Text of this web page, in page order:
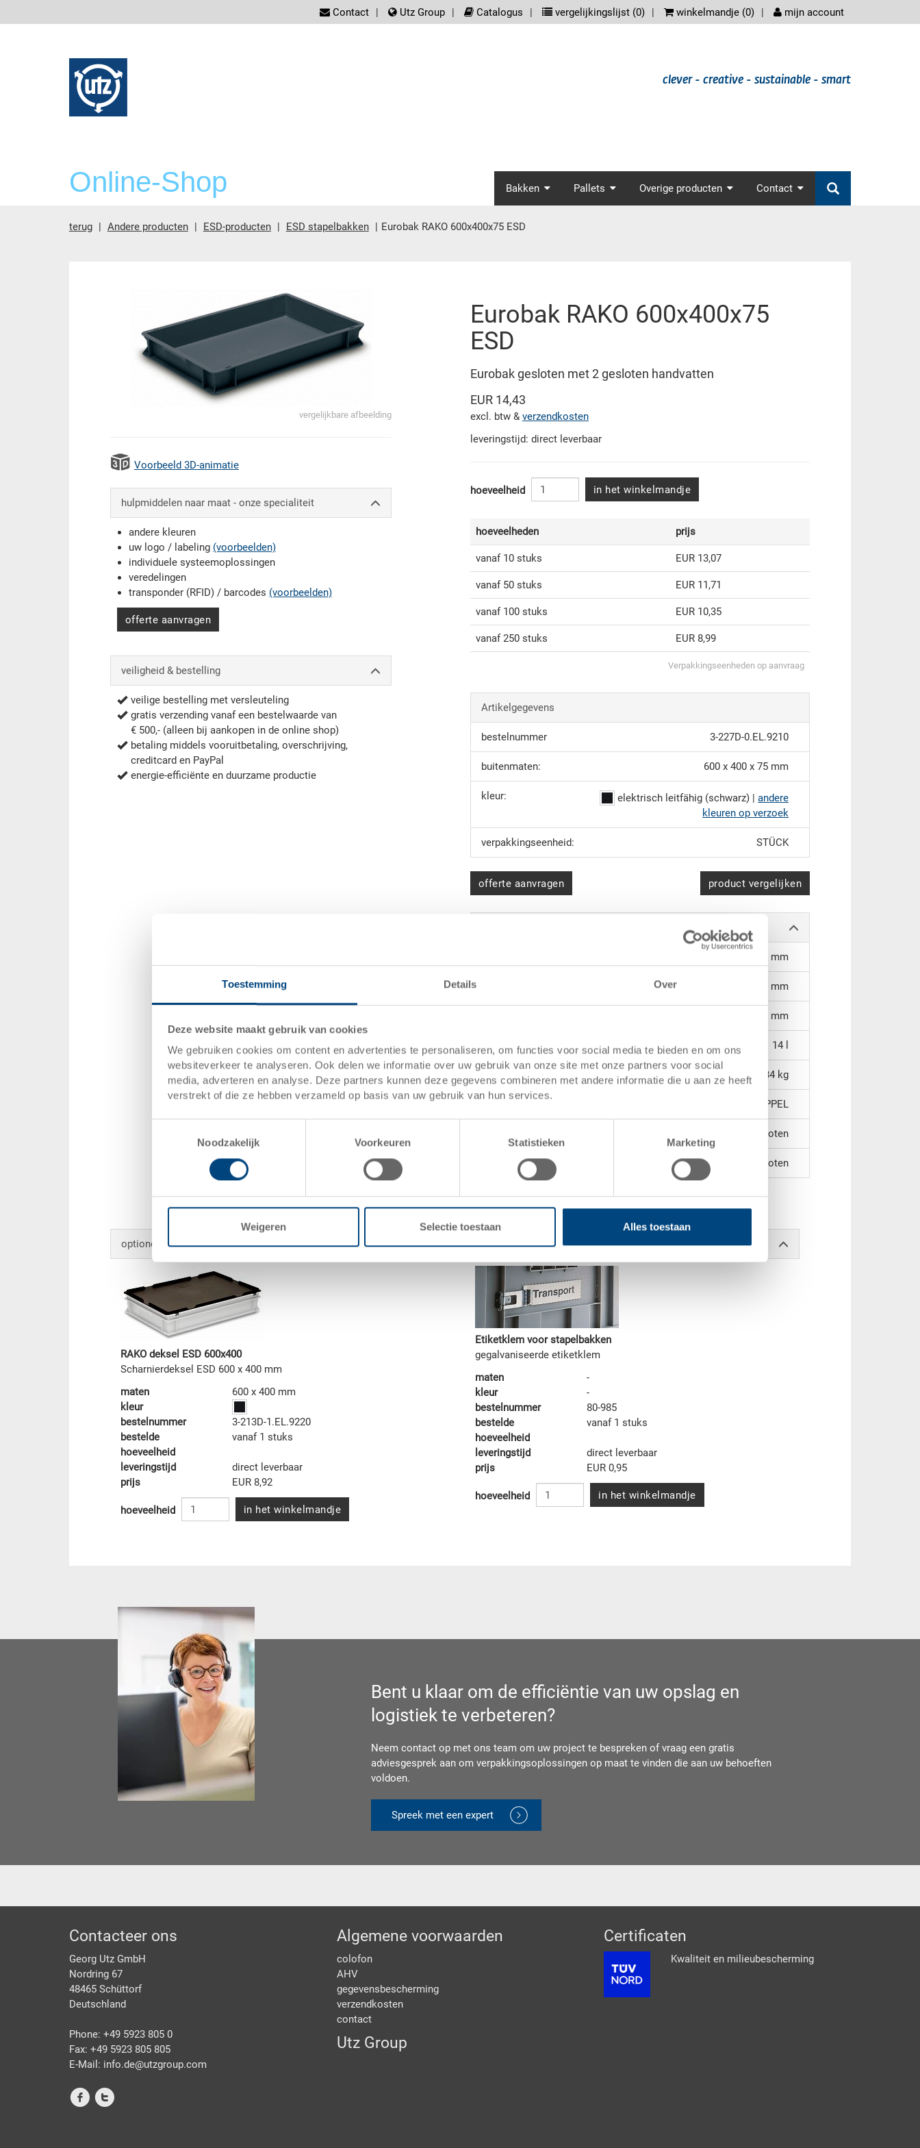
Toestemming Details Over
Deze website maakt gebruik van cookies
We gebruiken cookies om content en advertenties te personaliseren, om functies voor social media te bieden en om ons
websiteverkeer te analyseren. Ook delen we informatie over uw gebruik van onze site met onze partners voor social
media, adverteren en analyse. Deze partners kunnen deze gegevens combineren met andere informatie die u aan ze heeft
verstrekt of die ze hebben verzameld op basis van uw gebruik van hun services.
Noodzakelijk
Voorkeuren Statistieken Marketing
Weigeren Selectie toestaan Alles toestaan
screenreader.meta_nav
Contact Utz Group Catalogus vergelijkingslijst (0) winkelmandje (0) mijn account
clever - creative - sustainable - smart
Online-Shop screenreader.main_nav
Bakken Pallets Overige producten Contact
terug Andere producten ESD-producten ESD stapelbakken Eurobak RAKO 600x400x75 ESD
vergelijkbare afbeelding
Voorbeeld 3D-animatie
hulpmiddelen naar maat - onze specialiteit
andere kleuren
uw logo / labeling (voorbeelden)
individuele systeemoplossingen
veredelingen
transponder (RFID) / barcodes (voorbeelden)
offerte aanvragen
veiligheid & bestelling
veilige bestelling met versleuteling
gratis verzending vanaf een bestelwaarde van
€ 500,- (alleen bij aankopen in de online shop)
betaling middels vooruitbetaling, overschrijving,
creditcard en PayPal
energie-efficiënte en duurzame productie
Eurobak RAKO 600x400x75
ESD
Eurobak gesloten met 2 gesloten handvatten
EUR 14,43
excl. btw & verzendkosten
leveringstijd: direct leverbaar
hoeveelheid in het winkelmandje
hoeveelheden prijs
vanaf 10 stuks EUR 13,07
vanaf 50 stuks EUR 11,71
vanaf 100 stuks EUR 10,35
vanaf 250 stuks EUR 8,99
Verpakkingseenheden op aanvraag
Artikelgegevens
bestelnummer 3-227D-0.EL.9210
buitenmaten: 600 x 400 x 75 mm
kleur: elektrisch leitfähig (schwarz) |andere
kleuren op verzoek
verpakkingseenheid: STÜCK
offerte aanvragen product vergelijken
552 x 350 x 70 mm
55 mm
60 mm
volume 14 l
1,34 kg
PPEL
gesloten
gesloten
Eurobak gesloten met 2 gesloten handvatten
optionele accessoires
RAKO deksel ESD 600x400
Scharnierdeksel ESD 600 x 400 mm
maten
600 x 400 mm
kleur
bestelnummer
3-213D-1.EL.9220
bestelde
hoeveelheid
vanaf 1 stuks
leveringstijd
direct leverbaar
prijs
EUR 8,92
hoeveelheid in het winkelmandje
Etiketklem voor stapelbakken
gegalvaniseerde etiketklem
maten
-
kleur
-
bestelnummer
80-985
bestelde
hoeveelheid
vanaf 1 stuks
leveringstijd
direct leverbaar
prijs
EUR 0,95
hoeveelheid in het winkelmandje
Bent u klaar om de efficiëntie van uw opslag en
logistiek te verbeteren?
Neem contact op met ons team om uw project te bespreken of vraag een gratis
adviesgesprek aan om verpakkingsoplossingen op maat te vinden die aan uw behoeften
voldoen.
Spreek met een expert
Footer
Contacteer ons
Georg Utz GmbH
Nordring 67
48465 Schüttorf
Deutschland
Phone: +49 5923 805 0
Fax: +49 5923 805 805
E-Mail: info.de@utzgroup.com
f t
Algemene voorwaarden
colofon
AHV
gegevensbescherming
verzendkosten
contact
Utz Group
Certificaten
Kwaliteit en milieubescherming